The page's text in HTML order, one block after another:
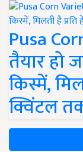
Pusa
तैयार हो
किस्में,
क्विंटल